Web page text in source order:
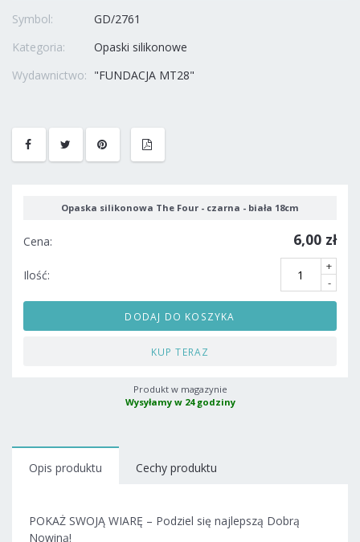
Symbol:
GD/2761
Kategoria:
Opaski silikonowe
Wydawnictwo: "FUNDACJA MT28"
Opaska silikonowa The Four - czarna - biała 18cm
Cena: 6,00 zł
Ilość:
+
-
DODAJ DO KOSZYKA
KUP TERAZ
Produkt w magazynie
Wysyłamy w 24 godziny
Opis produktu Cechy produktu
POKAŻ SWOJĄ WIARĘ – Podziel się najlepszą Dobrą
Nowiną!